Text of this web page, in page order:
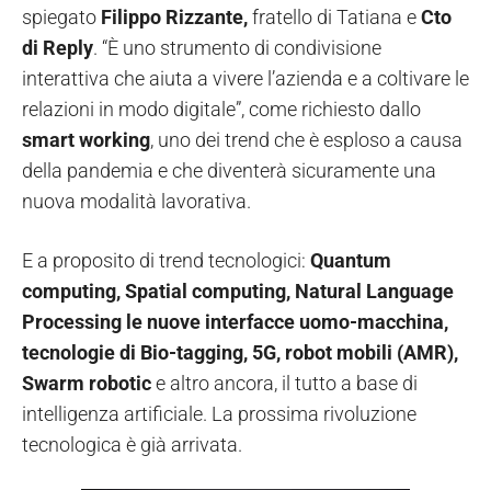
spiegato Filippo Rizzante,fratello di Tatiana eCto
di Reply. “È uno strumento di condivisione
interattiva che aiuta a vivere l’azienda e a coltivare le
relazioni in modo digitale”, come richiesto dallo
smart working, uno dei trend che è esploso a causa
della pandemia e che diventerà sicuramente una
nuova modalità lavorativa.
E a proposito di trend tecnologici: Quantum
computing, Spatial computing, Natural Language
Processing le nuove interfacce uomo-macchina,
tecnologie di Bio-tagging, 5G, robot mobili (AMR),
Swarm robotice altro ancora, il tutto a base di
intelligenza artificiale. La prossima rivoluzione
tecnologica è già arrivata.